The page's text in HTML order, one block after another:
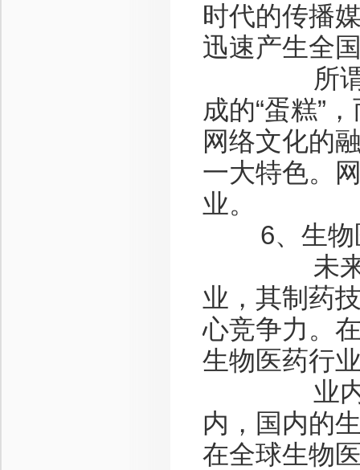
时代的传播
迅速产生全
所谓的新
成的“蛋糕”
网络文化的
一大特色。
业。
6、生物
未来趋势
业，其制药
心竞争力。
生物医药行
业内人士
内，国内的
在全球生物